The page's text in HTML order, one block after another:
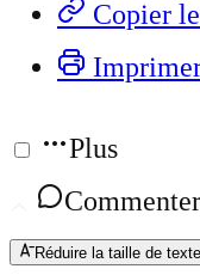
Copier
Plus
Commenter
Réduire la taille de texte